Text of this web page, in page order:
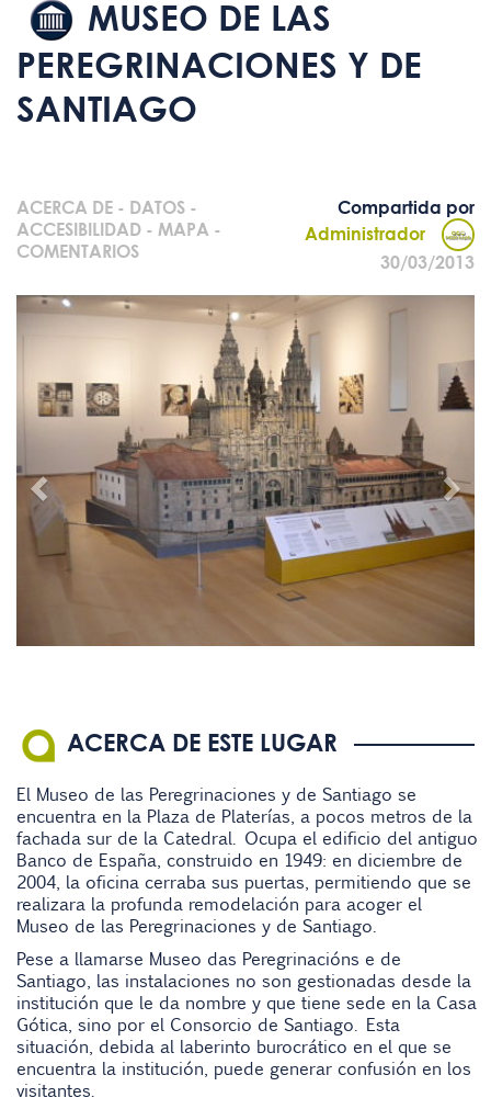
MUSEO DE LAS
PEREGRINACIONES Y DE
SANTIAGO
ACERCA DE - DATOS -
ACCESIBILIDAD - MAPA -
COMENTARIOS
Compartida por
Administrador
30/03/2013
ACERCA DE ESTE LUGAR
El Museo de las Peregrinaciones y de Santiago se
encuentra en la Plaza de Platerías, a pocos metros de la
fachada sur de la Catedral. Ocupa el edificio del antiguo
Banco de España, construido en 1949: en diciembre de
2004, la oficina cerraba sus puertas, permitiendo que se
realizara la profunda remodelación para acoger el
Museo de las Peregrinaciones y de Santiago.
Pese a llamarse Museo das Peregrinacións e de
Santiago, las instalaciones no son gestionadas desde la
institución que le da nombre y que tiene sede en la Casa
Gótica, sino por el Consorcio de Santiago. Esta
situación, debida al laberinto burocrático en el que se
encuentra la institución, puede generar confusión en los
visitantes.